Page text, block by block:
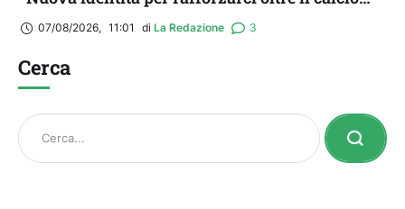
locale”
07/08/2026, 11:01 di La Redazione 3
Cerca